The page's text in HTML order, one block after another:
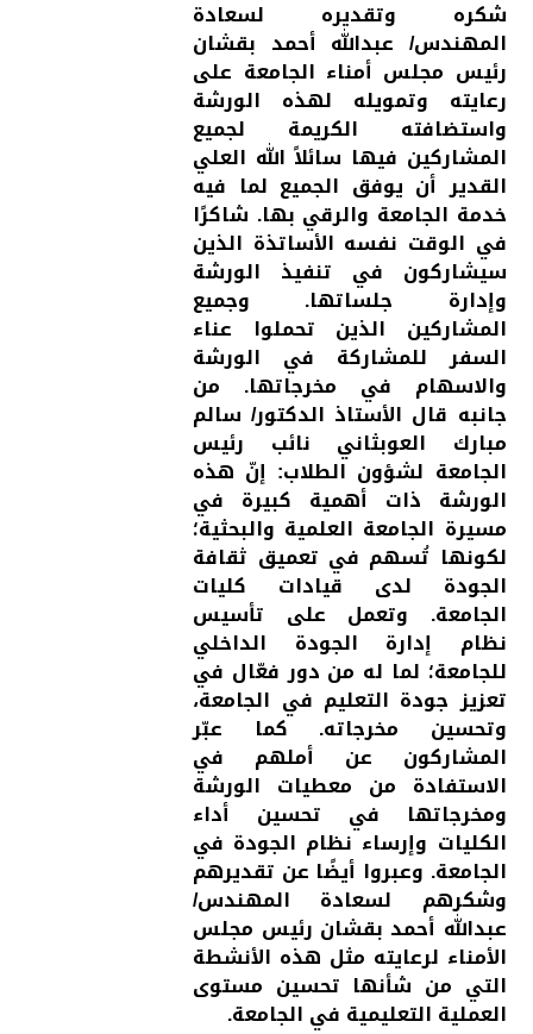
شكره وتقديره لسعادة
المهندس/ عبدالله أحمد بقشان
رئيس مجلس أمناء الجامعة على
رعايته وتمويله لهذه الورشة
واستضافته الكريمة لجميع
المشاركين فيها سائلاً الله العلي
القدير أن يوفق الجميع لما فيه
خدمة الجامعة والرقي بها. شاكرًا
في الوقت نفسه الأساتذة الذين
سيشاركون في تنفيذ الورشة
وإدارة جلساتها. وجميع
المشاركين الذين تحملوا عناء
السفر للمشاركة في الورشة
والاسهام في مخرجاتها. من
جانبه قال الأستاذ الدكتور/ سالم
مبارك العوبثاني نائب رئيس
الجامعة لشؤون الطلاب: إنّ هذه
الورشة ذات أهمية كبيرة في
مسيرة الجامعة العلمية والبحثية؛
لكونها تُسهم في تعميق ثقافة
الجودة لدى قيادات كليات
الجامعة. وتعمل على تأسيس
نظام إدارة الجودة الداخلي
للجامعة؛ لما له من دور فعّال في
تعزيز جودة التعليم في الجامعة،
وتحسين مخرجاته. كما عبّر
المشاركون عن أملهم في
الاستفادة من معطيات الورشة
ومخرجاتها في تحسين أداء
الكليات وإرساء نظام الجودة في
الجامعة. وعبروا أيضًا عن تقديرهم
وشكرهم لسعادة المهندس/
عبدالله أحمد بقشان رئيس مجلس
الأمناء لرعايته مثل هذه الأنشطة
التي من شأنها تحسين مستوى
العملية التعليمية في الجامعة.